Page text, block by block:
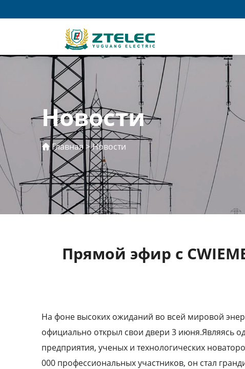
Новости
Главная>Новости
Прямой эфир с
На фоне высоких ожиданий во всей мировой
официально открыл свои двери 3 июня.Являясь
предприятия, ученых и технологических
000 профессиональных участников, он стал